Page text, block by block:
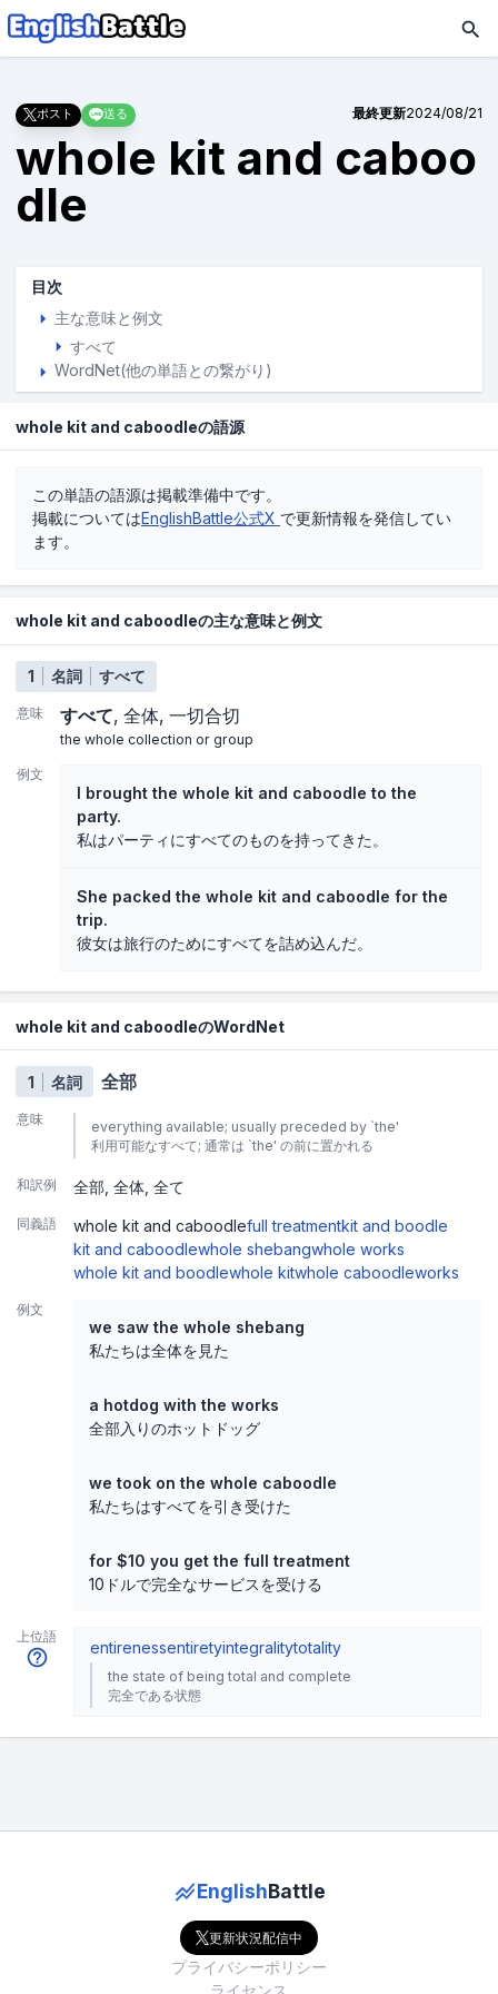
ポスト 送る 最終更新2024/08/21
whole kit and caboo
dle
目次
主な意味と例文
すべて
WordNet(他の単語との繋がり)
whole kit and caboodleの語源
この単語の語源は掲載準備中です。
掲載についてはEnglishBattle公式X で更新情報を発信してい
ます。
whole kit and caboodleの主な意味と例文
1 名詞 すべて
意味 すべて 全体 一切合切
the whole collection or group
例文
I brought the whole kit and caboodle to the
party.
私はパーティにすべてのものを持ってきた。
She packed the whole kit and caboodle for the
trip.
彼女は旅行のためにすべてを詰め込んだ。
whole kit and caboodleのWordNet
1 名詞 全部
意味
everything available; usually preceded by `the'
利用可能なすべて; 通常は `the' の前に置かれる
和訳例 全部 全体 全て
同義語 whole kit and caboodlefull treatmentkit and boodle
kit and caboodlewhole shebangwhole works
whole kit and boodlewhole kitwhole caboodleworks
例文
we saw the whole shebang
私たちは全体を見た
a hotdog with the works
全部入りのホットドッグ
we took on the whole caboodle
私たちはすべてを引き受けた
for $10 you get the full treatment
10ドルで完全なサービスを受ける
上位語
entirenessentiretyintegralitytotality
the state of being total and complete
完全である状態
EnglishBattle
更新状況配信中
プライバシーポリシー
ライセンス